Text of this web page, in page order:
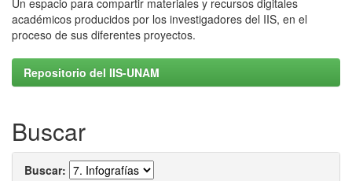
Un espacio para compartir materiales y recursos digitales
académicos producidos por los investigadores del IIS, en el
proceso de sus diferentes proyectos.
Repositorio del IIS-UNAM
Buscar
Buscar: